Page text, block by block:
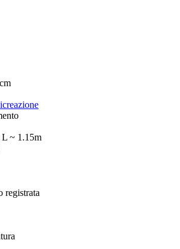
~ 1.15m
registrata